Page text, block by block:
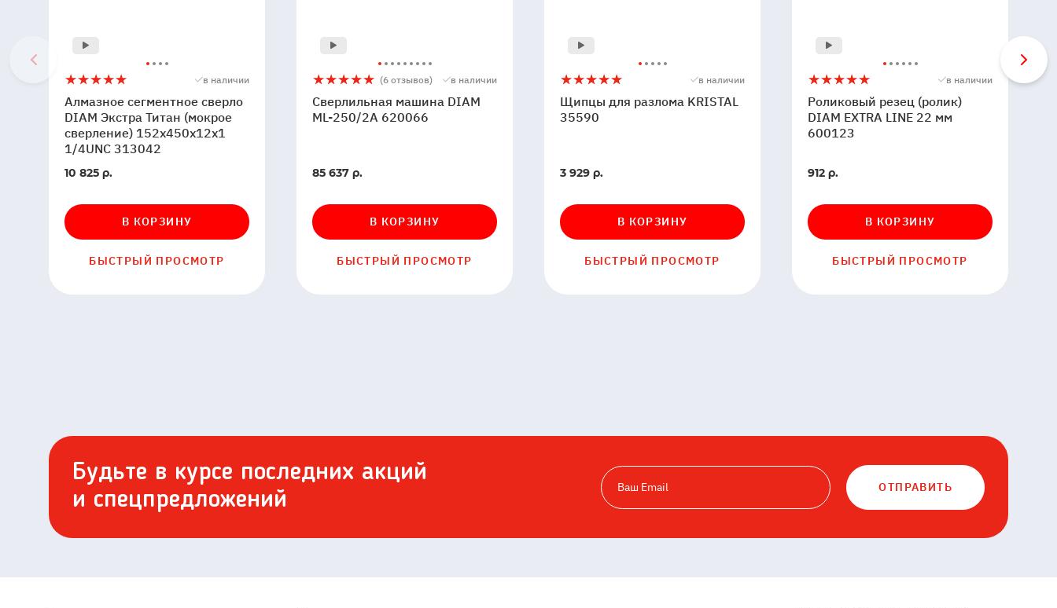
Алмазное
сегментное
сверло
DIAM
Экстра
Титан
(мокрое
сверление)
152x450x12x1
1/4UNC
313042
5 в наличии
Алмазное сегментное сверло
DIAM Экстра Титан (мокрое
сверление) 152x450x12x1
1/4UNC 313042
В
10 825 р.
В КОРЗИНУ
БЫСТРЫЙ ПРОСМОТР
Сверлильная
машина
DIAM
620066
5
6 (6 отзывов) в наличии
Сверлильная машина DIAM
ML-250/2A 620066
В
85 637 р.
В КОРЗИНУ
БЫСТРЫЙ ПРОСМОТР
Щипцы
для
разлома
5 в наличии
Щипцы для разлома KRISTAL
35590
В
3 929 р.
В КОРЗИНУ
БЫСТРЫЙ ПРОСМОТР
Роликовый
резец
(ролик)
DIAM
LINE
мм
600123
5 в наличии
Роликовый резец (ролик)
DIAM EXTRA LINE 22 мм
600123
В
912 р.
В КОРЗИНУ
БЫСТРЫЙ ПРОСМОТР
Будьте в курсе последних акций
и спецпредложений
ОТПРАВИТЬ